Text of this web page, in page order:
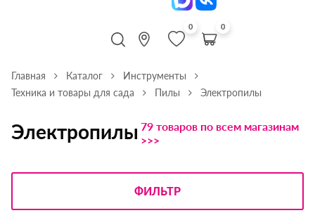
0 0
Главная Каталог
Инструменты
Техника и товары для сада
Пилы Электропилы
Электропилы 79 товаров по всем магазинам
>>>
ФИЛЬТР